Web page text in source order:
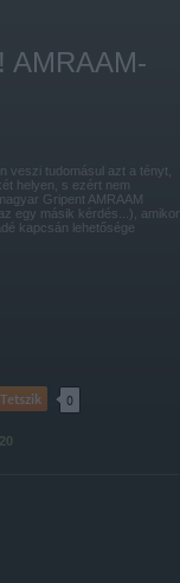
AMRAAM-
veszi tudomásul azt a tényt,
helyen, s ezért nem
Gripent AMRAAM
egy másik kérdés...), amikor
kapcsán lehetősége
Tetszik 0